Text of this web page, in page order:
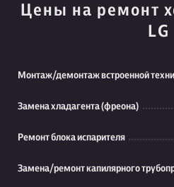
Цены на ремонт
LG
Монтаж/демонтаж встроенной
Замена хладагента (фреона)
Ремонт блока испарителя
Замена/ремонт капилярного